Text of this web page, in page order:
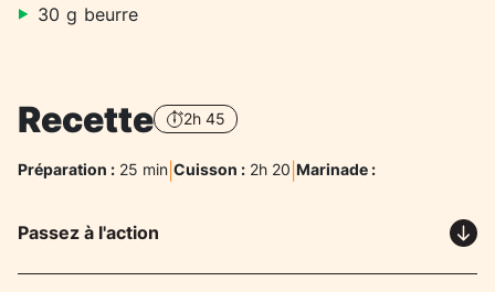
30 g beurre
Recette 2h 45
Préparation : 25 min Cuisson : 2h 20 Marinade :
Passez à l'action